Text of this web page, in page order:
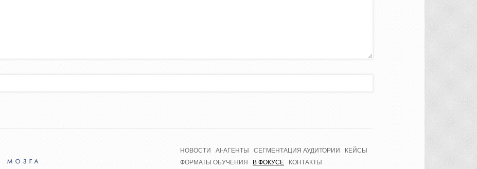
НОВОСТИ AI-АГЕНТЫ СЕГМЕНТАЦИЯ АУДИТОРИИ
КЕЙСЫ
ФОРМАТЫ ОБУЧЕНИЯ
В ФОКУСЕ КОНТАКТЫ